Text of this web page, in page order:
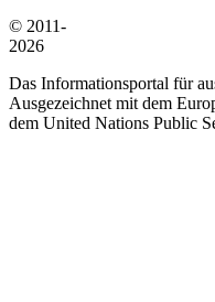
© 2011-
2026
Das Informationsportal für
Ausgezeichnet mit dem
dem United Nations Public